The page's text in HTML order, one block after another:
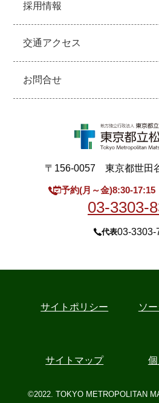
採用情報
交通アクセス
お問合せ
〒156-0057 東京都世田
予約(月～金)8:30-
03-3303-
代表03-3303-
サイトポリシー
ソ
サイトマップ
©2022. TOKYO METROPOLITAN